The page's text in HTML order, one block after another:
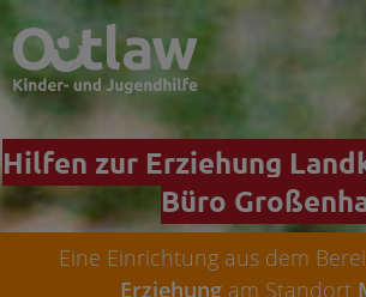
Hilfen zur Erziehung
Büro
Eine Einrichtung aus dem
Erziehung am Standort